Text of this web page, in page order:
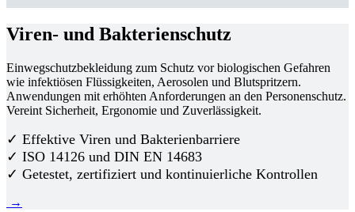
Viren- und Bakterienschutz
Einwegschutzbekleidung zum Schutz vor biologischen Gefahren
wie infektiösen Flüssigkeiten, Aerosolen und Blutspritzern.
Anwendungen mit erhöhten Anforderungen an den Personenschutz.
Vereint Sicherheit, Ergonomie und Zuverlässigkeit.
✓ Effektive Viren und Bakterienbarriere
✓ ISO 14126 und DIN EN 14683
✓ Getestet, zertifiziert und kontinuierliche Kontrollen
→